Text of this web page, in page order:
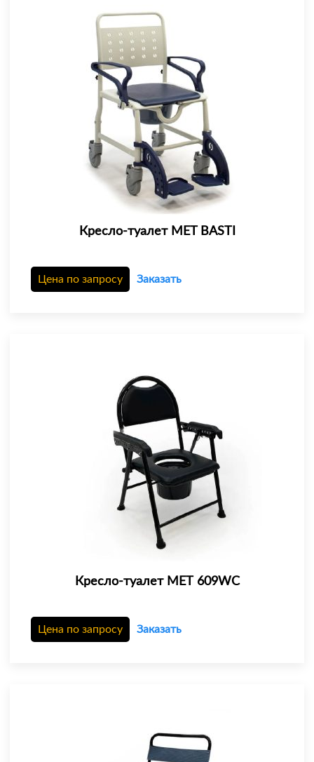
Кресло-туалет MET BASTI
Цена по запросу Заказать
Кресло-туалет МЕТ 609WC
Цена по запросу Заказать